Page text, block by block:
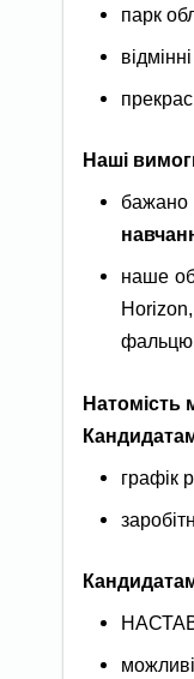
парк
Наші
наше
Натомість
графік